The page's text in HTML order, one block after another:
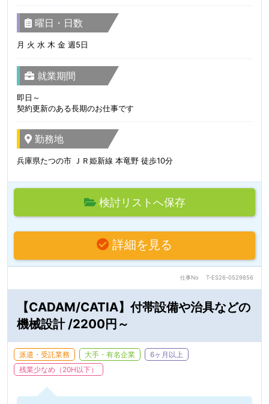
曜日・日数
月 火 水 木 金 週5日
就業期間
即日～
契約更新のある長期のお仕事です
勤務地
兵庫県たつの市 ＪＲ姫新線 本竜野 徒歩10分
検討リストへ保存
詳細を見る
仕事No T-ES26-0529856
【CADAM/CATIA】付帯設備や治具などの
機械設計 /2200円～
派遣・受託業務 大手・有名企業
6ヶ月以上
残業少なめ（20H以下）